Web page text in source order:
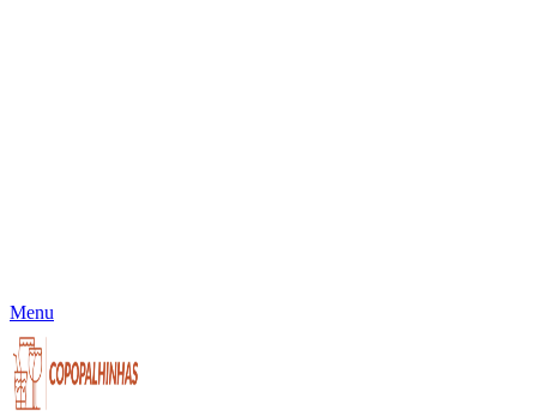
Menu